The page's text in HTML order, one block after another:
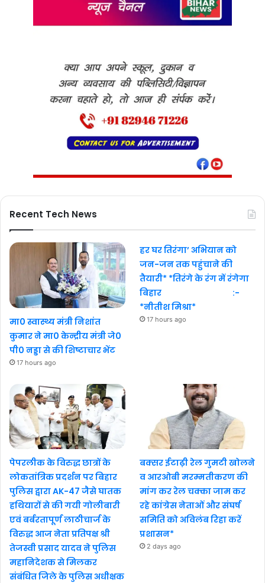
Recent Tech News
मा0 स्वास्थ्य मंत्री निशांत
कुमार ने मा0 केन्द्रीय मंत्री जे0
पी0 नड्डा से की शिष्टाचार भेंट
17 hours ago
हर घर तिरंगा’ अभियान को
जन-जन तक पहुंचाने की
तैयारी* *तिरंगे के रंग में रंगेगा
बिहार :-
*नीतीश मिश्रा*
17 hours ago
पेपरलीक के विरुद्ध छात्रों के
लोकतांत्रिक प्रदर्शन पर बिहार
पुलिस द्वारा AK-47 जैसे घातक
हथियारों से की गयी गोलीबारी
एवं बर्बरतापूर्ण लाठीचार्ज के
विरुद्ध आज नेता प्रतिपक्ष श्री
तेजस्वी प्रसाद यादव ने पुलिस
महानिदेशक से मिलकर
संबंधित जिले के पुलिस अधीक्षक
बक्सर ईटाढ़ी रेल गुमटी खोलने
व आरओबी मरम्मतीकरण की
मांग कर रेल चक्का जाम कर
रहे कांग्रेस नेताओं और संघर्ष
समिति को अविलंब रिहा करें
प्रशासन*
2 days ago